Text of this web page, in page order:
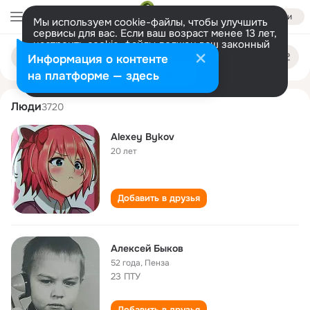
Войти
Мы используем cookie-файлы, чтобы улучшить
сервисы для вас. Если ваш возраст менее 13 лет,
настроить cookie-файлы должен ваш законный
представитель. Больше информации
Разрешить все Настроить
Поиск
людям
aleksey bykov
Люди3720
Alexey Bykov
20 лет
Добавить в друзья
Алексей Быков
52 года, Пенза
23 ПТУ
Информация о контенте
на платформе — здесь